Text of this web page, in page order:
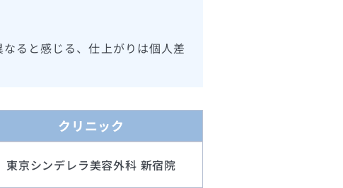
ると感じる、仕上がりは個人差
クリニック
東京シンデレラ美容外科 新宿院